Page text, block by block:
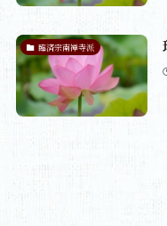
臨済宗南禅寺派